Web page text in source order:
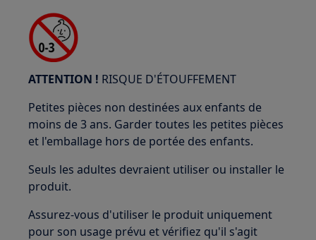
ATTENTION ! RISQUE D'ÉTOUFFEMENT
Petites pièces non destinées aux enfants de
moins de 3 ans. Garder toutes les petites pièces
et l'emballage hors de portée des enfants.
Seuls les adultes devraient utiliser ou installer le
produit.
Assurez-vous d'utiliser le produit uniquement
pour son usage prévu et vérifiez qu'il s'agit